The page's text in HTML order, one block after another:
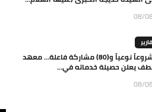
08/
بـ(18) مشروعاً نوعياً و(80) مشاركة فاعلة… معهد
يعلن حصيلة خدماته في...
08/